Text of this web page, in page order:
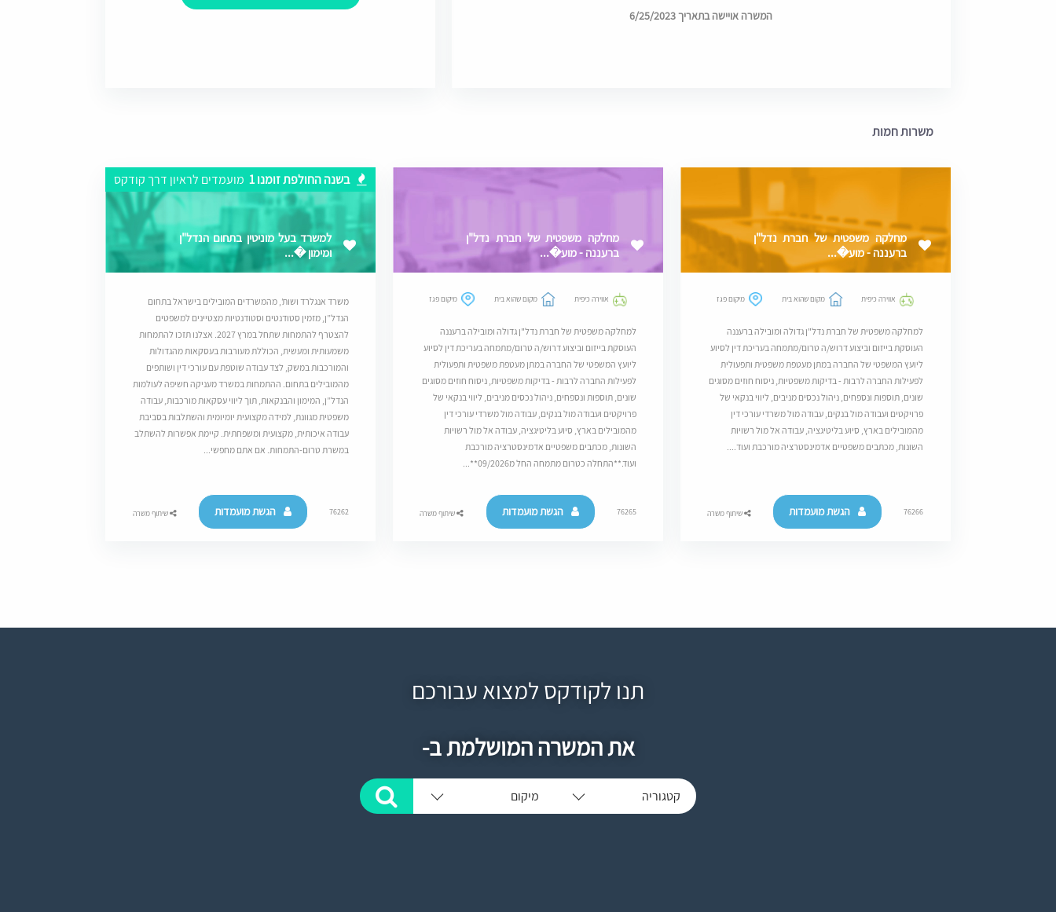
המשרה אויישה בתאריך 6/25/2023
משרות חמות
מחלקה משפטית של חברת נדל"ן
ברעננה - מוע�...
אווירה כיפית מקום שהוא בית מיקום פגז
למחלקה משפטית של חברת נדל"ן גדולה ומובילה ברעננה
העוסקת בייזום וביצוע דרוש/ה טרום/מתמחה בעריכת דין לסיוע
ליועץ המשפטי של החברה במתן מעטפת משפטית ותפעולית
לפעילות החברה לרבות - בדיקות משפטיות, ניסוח חוזים מסוגים
שונים, תוספות ונספחים, ניהול נכסים מניבים, ליווי בנקאי של
פרויקטים ועבודה מול בנקים, עבודה מול משרדי עורכי דין
מהמובילים בארץ, סיוע בליטיגציה, עבודה אל מול רשויות
השונות, מכתבים משפטיים אדמינסטרציה מורכבת ועוד....
76266 הגשת מועמדות שיתוף משרה
מחלקה משפטית של חברת נדל"ן
ברעננה - מוע�...
אווירה כיפית מקום שהוא בית מיקום פגז
למחלקה משפטית של חברת נדל"ן גדולה ומובילה ברעננה
העוסקת בייזום וביצוע דרוש/ה טרום/מתמחה בעריכת דין לסיוע
ליועץ המשפטי של החברה במתן מעטפת משפטית ותפעולית
לפעילות החברה לרבות - בדיקות משפטיות, ניסוח חוזים מסוגים
שונים, תוספות ונספחים, ניהול נכסים מניבים, ליווי בנקאי של
פרויקטים ועבודה מול בנקים, עבודה מול משרדי עורכי דין
מהמובילים בארץ, סיוע בליטיגציה, עבודה אל מול רשויות
השונות, מכתבים משפטיים אדמינסטרציה מורכבת
ועוד.**התחלה כטרום מתמחה החל מ09/2026**...
76265 הגשת מועמדות שיתוף משרה
בשנה החולפת זומנו 1 מועמדים לראיון דרך קודקס
למשרד בעל מוניטין בתחום הנדל"ן
ומימון �...
משרד אנגלרד ושות’, מהמשרדים המובילים בישראל בתחום
הנדל”ן, מזמין סטודנטים וסטודנטיות מצטיינים למשפטים
להצטרף להתמחות שתחל במרץ 2027. אצלנו תזכו להתמחות
משמעותית ומעשית, הכוללת מעורבות בעסקאות מהגדולות
והמורכבות במשק, לצד עבודה שוטפת עם עורכי דין ושותפים
מהמובילים בתחום. ההתמחות במשרד מעניקה חשיפה לעולמות
הנדל”ן, המימון והבנקאות, תוך ליווי עסקאות מורכבות, עבודה
משפטית מגוונת, למידה מקצועית יומיומית והשתלבות בסביבת
עבודה איכותית, מקצועית ומשפחתית. קיימת אפשרות להשתלב
במשרת טרום-התמחות. אם אתם מחפשי...
76262 הגשת מועמדות שיתוף משרה
תנו לקודקס למצוא עבורכם
את המשרה המושלמת ב-
קטגוריה מיקום